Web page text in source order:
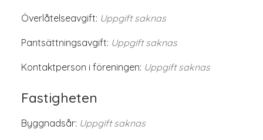
Överlåtelseavgift: Uppgift saknas
Pantsättningsavgift: Uppgift saknas
Kontaktperson i föreningen: Uppgift saknas
Fastigheten
Byggnadsår: Uppgift saknas